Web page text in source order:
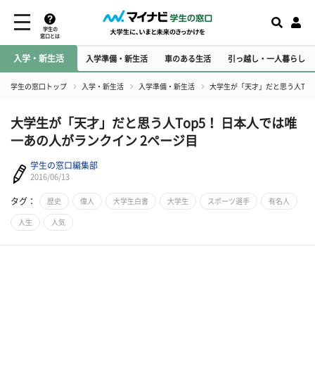
学生の
窓口とは
入学・新生活 入学準備・新生活 車のある生活 引っ越し・一人暮らし
学生の窓口トップ 入学・新生活 入学準備・新生活 大学生が「天才」だと思う人
大学生が「天才」だと思う人Top5！ 日本人では唯
一あの人がランクイン 2ページ目
学生の窓口編集部
2016/06/13
タグ： 歴史 偉人 大学生白書 大学生 スポーツ選手 有名人
人生 人気